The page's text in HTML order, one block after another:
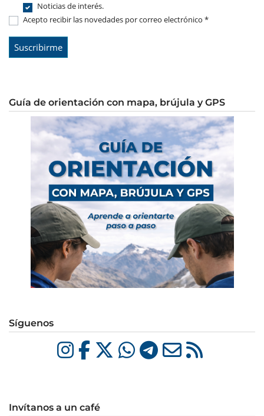
Noticias de interés.
Acepto recibir las novedades por correo electrónico *
Guía de orientación con mapa, brújula y GPS
Síguenos
Invítanos a un café